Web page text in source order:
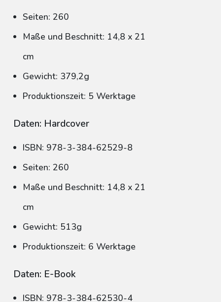
Seiten: 260
Maße und Beschnitt: 14,8 x 21
cm
Gewicht: 379,2g
Produktionszeit: 5 Werktage
Daten: Hardcover
ISBN: 978-3-384-62529-8
Seiten: 260
Maße und Beschnitt: 14,8 x 21
cm
Gewicht: 513g
Produktionszeit: 6 Werktage
Daten: E-Book
ISBN: 978-3-384-62530-4